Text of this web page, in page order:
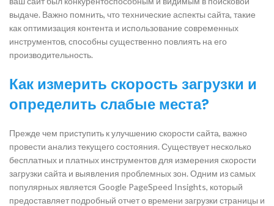
выдаче. Важно помнить, что технические аспекты сайта, такие
как оптимизация контента и использование современных
инструментов, способны существенно повлиять на его
производительность.
Как измерить скорость загрузки и
определить слабые места?
Прежде чем приступить к улучшению скорости сайта, важно
провести анализ текущего состояния. Существует несколько
бесплатных и платных инструментов для измерения скорости
загрузки сайта и выявления проблемных зон. Одним из самых
популярных является Google PageSpeed Insights, который
предоставляет подробный отчет о времени загрузки страницы и